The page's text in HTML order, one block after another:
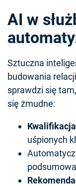
AI w
Sztuczna
budowania
sprawdzi się
się żmudne:
uśpionych